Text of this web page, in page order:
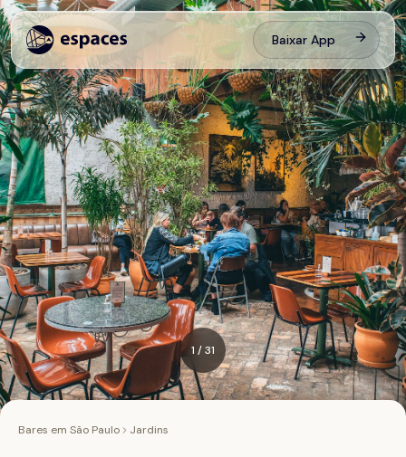
Baixar App
1 /31
Bares em São Paulo Jardins